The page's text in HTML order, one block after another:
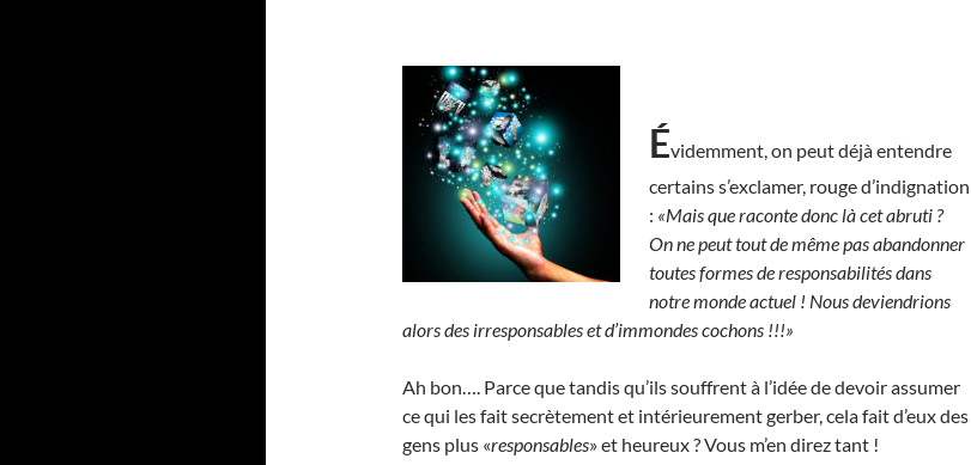
Évidemment, on peut déjà entendre
certains s’exclamer, rouge d’indignation
: «Mais que raconte donc là cet abruti ?
On ne peut tout de même pas abandonner
toutes formes de responsabilités dans
notre monde actuel ! Nous deviendrions
alors des irresponsables et d’immondes cochons !!!»
Ah bon…. Parce que tandis qu’ils souffrent à l’idée de devoir assumer
ce qui les fait secrètement et intérieurement gerber, cela fait d’eux des
gens plus «responsables» et heureux ? Vous m’en direz tant !